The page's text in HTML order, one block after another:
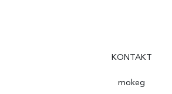
KONTAKT
mokeg